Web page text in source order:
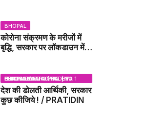
BHOPAL
कोरोना संक्रमण के मरीजों में
बृद्धि, सरकार पर लॉकडाउन में
BHOPAL SAMACHAR | NO 1 HINDI NEWS PORTAL OF CENTRAL INDIA (MADHYA PRADESH)
देश की डोलती आर्थिकी, सरकार
कुछ कीजिये ! / PRATIDIN